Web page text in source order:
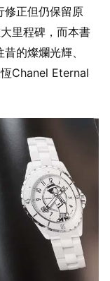
修正但仍保留原
里程碑，而本書
的燦爛光輝、
Chanel Eternal